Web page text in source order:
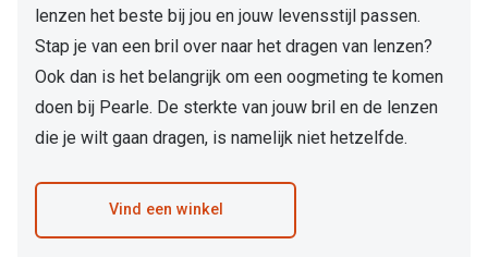
Merken
Gucci
Seen
Vogue
Michael Kors
Bausch +
Biofinity
Dailies
lenzen het beste bij jou en jouw levensstijl passen.
Stap je van een bril over naar het dragen van lenzen?
Ook dan is het belangrijk om een oogmeting te komen
doen bij Pearle. De sterkte van jouw bril en de lenzen
die je wilt gaan dragen, is namelijk niet hetzelfde.
Vind een winkel